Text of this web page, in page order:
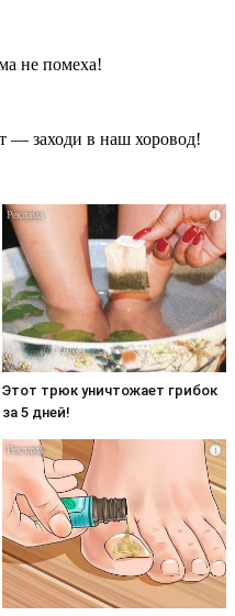
не помеха!
— заходи в наш хоровод!
i
Этот трюк уничтожает грибок
за 5 дней!
i